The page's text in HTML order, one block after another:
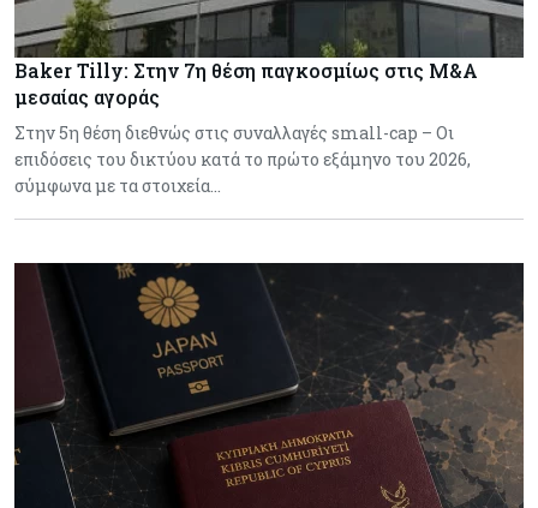
Baker Tilly: Στην 7η θέση παγκοσμίως στις M&A
μεσαίας αγοράς
Στην 5η θέση διεθνώς στις συναλλαγές small-cap – Οι
επιδόσεις του δικτύου κατά το πρώτο εξάμηνο του 2026,
σύμφωνα με τα στοιχεία…